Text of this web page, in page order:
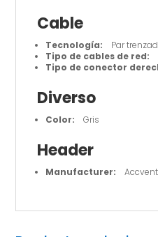
Cable
Tecnología: Par
Tipo de cables de red:
Tipo de conector
Diverso
Color: Gris
Header
Manufacturer: Accvent